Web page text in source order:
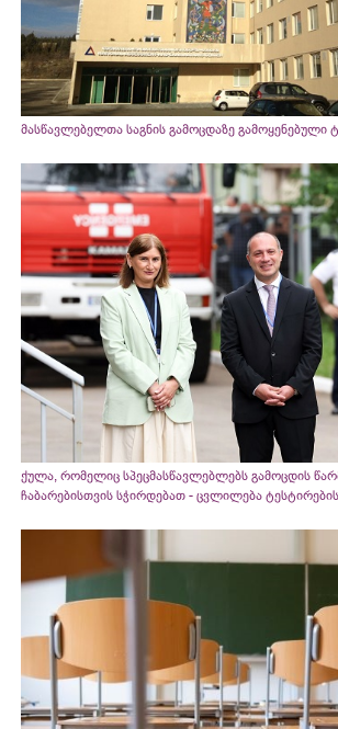
მასწავლებელთა საგნის გამოცდაზე გამოყენებული
ქულა, რომელიც სპეცმასწავლებლებს გამოცდის
ჩაბარებისთვის სჭირდებათ - ცვლილება ტესტირების